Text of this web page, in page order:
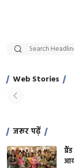
Web Stories
सट्टेबाजी में
साहिल खान
जरूर पढ़ें